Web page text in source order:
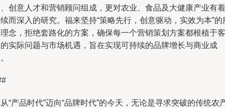
创意人才和营销顾问组成，更对农业、食品及大健康产业有着
而深入的研究。福来坚持“策略先行，创意驱动，实效为本”的
念，拒绝套路化的方案，确保每一个营销策划方案都根植于客
实际问题与市场机遇，旨在实现可持续的品牌增长与商业成
“产品时代”迈向“品牌时代”的今天，无论是寻求突破的传统农